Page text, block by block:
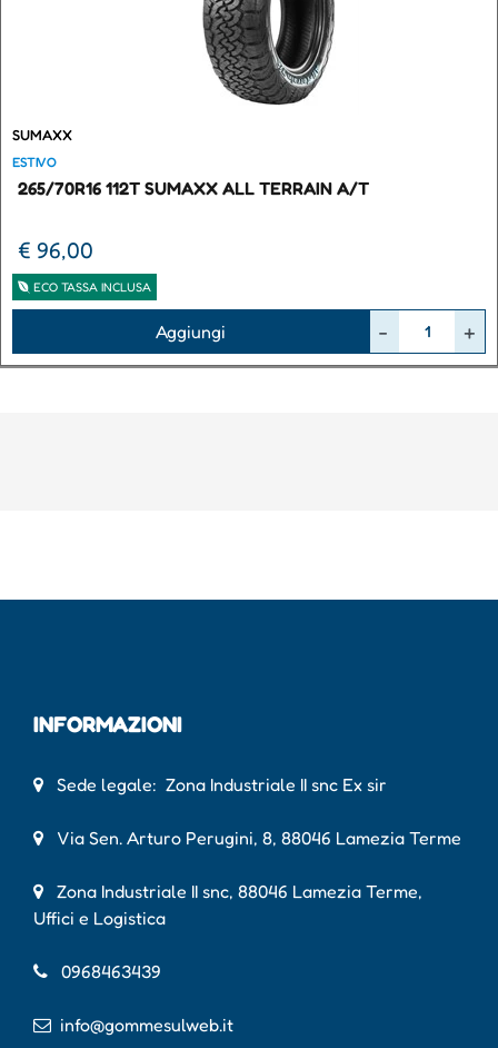
SUMAXX
ESTIVO
265/70R16 112T SUMAXX ALL TERRAIN A/T
€ 96,00
ECO TASSA INCLUSA
Aggiungi
INFORMAZIONI
Sede legale: Zona Industriale II snc Ex sir
Via Sen. Arturo Perugini, 8, 88046 Lamezia Terme
Zona Industriale II snc, 88046 Lamezia Terme,
Uffici e Logistica
0968463439
info@gommesulweb.it